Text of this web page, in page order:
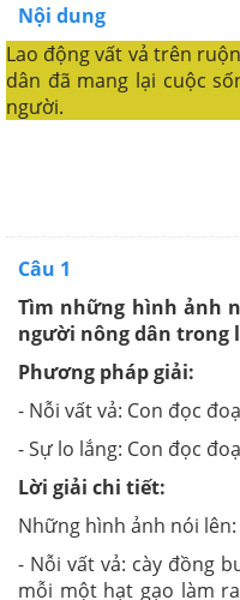
Nội dung
Lao động vất vả trên
dân đã mang lại cuộc
người.
Câu 1
Tìm những hình ảnh
người nông dân trong
Phương pháp giải:
- Nỗi vất vả: Con đọc
- Sự lo lắng: Con đọc
Lời giải chi tiết:
Những hình ảnh nói lên:
- Nỗi vất vả: cày đồng
mỗi một hạt gạo làm